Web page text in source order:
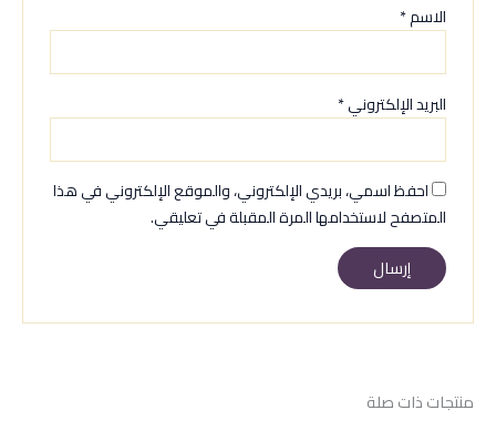
الاسم*
البريد الإلكتروني*
احفظ اسمي، بريدي الإلكتروني، والموقع الإلكتروني في هذا
المتصفح لاستخدامها المرة المقبلة في تعليقي.
منتجات ذات صلة